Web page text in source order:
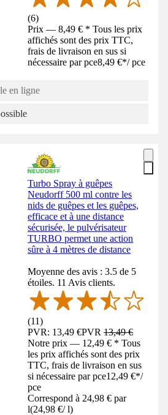
(6)
Prix — 8,49 € * Tous les prix
affichés sont des prix TTC,
frais de livraison en sus si
nécessaire par pce8,49 €*/ pce
en ligne
Turbo Spray à guêpes
Neudorff 500 ml contre les
nids de guêpes et les guêpes,
efficace et à une distance
sécurisée, le pulvérisateur
TURBO permet une action
sûre à 4 mètres de distance
Moyenne des avis : 3.5 de 5
étoiles. 11 Avis clients.
(11)
PVR: 13,49 €PVR13,49 €
Notre prix — 12,49 € * Tous
les prix affichés sont des prix
TTC, frais de livraison en sus
si nécessaire par pce12,49 €*/
pce
Correspond à 24,98 € par
l(24,98 €/ l)